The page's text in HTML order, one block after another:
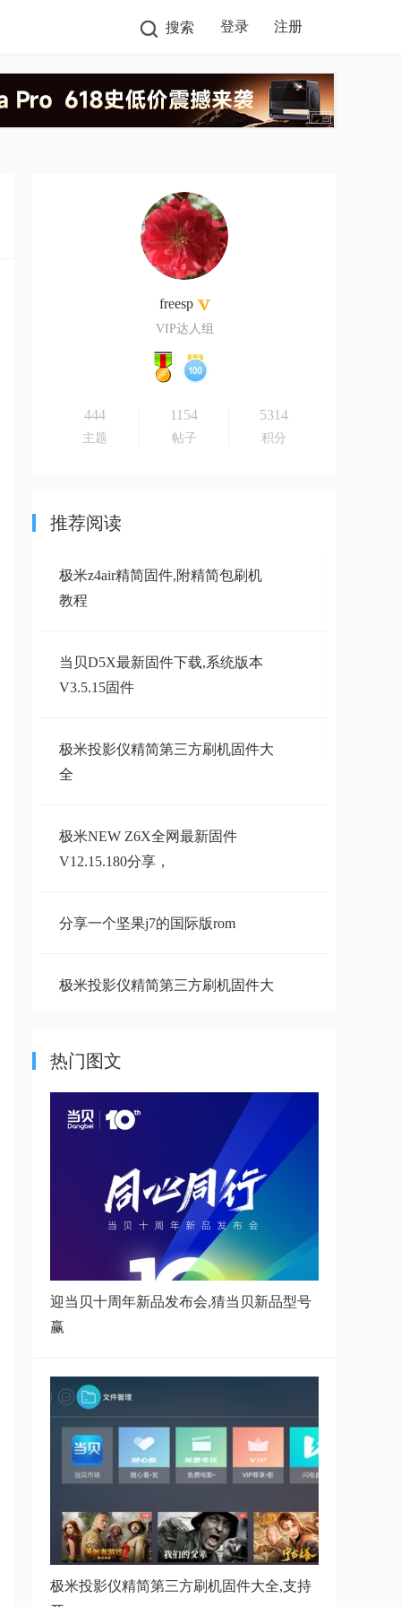
搜索 登录 注册
freesp
VIP达人组
444
主题
1154
帖子
5314
积分
推荐阅读
极米z4air精简固件,附精简包刷机
教程
当贝D5X最新固件下载,系统版本
V3.5.15固件
极米投影仪精简第三方刷机固件大
全
极米NEW Z6X全网最新固件
V12.15.180分享，
分享一个坚果j7的国际版rom
极米投影仪精简第三方刷机固件大
极米H2投影仪清理内部灰尘拆机
教程，清一下
当贝X3Pro最新固件分享,附带当贝
X3Pro刷机
哈趣K2投影仪评测首发:年轻范的
高品质投影
2024暖心礼物：哈趣投影K2，真
1080P白天一
哈趣投影里程碑式突破！斩获
热门图文
迎当贝十周年新品发布会,猜当贝新品型号
赢
极米投影仪精简第三方刷机固件大全,支持